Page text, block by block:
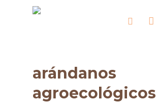
search
arándanos
agroecológicos